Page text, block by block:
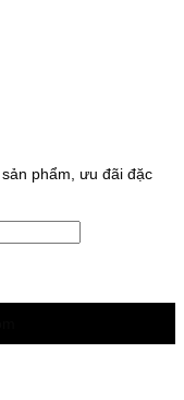
phẩm, ưu đãi đặc